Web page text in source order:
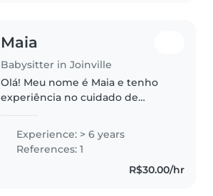
Maia
Babysitter in Joinville
Olá! Meu nome é Maia e tenho
experiência no cuidado de
sempre oferecendo atenção,
carinho, paciência e segurança.
Sou uma pessoa responsável,
Experience: > 6 years
References: 1
R$30.00/hr